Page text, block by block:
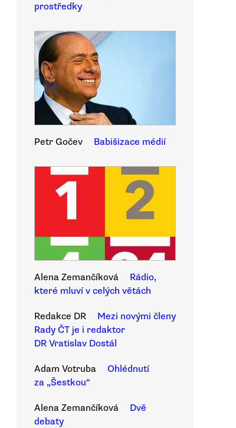
prostředky
Petr Gočev Babišizace médií
Alena Zemančíková
Rádio,
které mluví v celých větách
Redakce DR
Mezi novými členy
Rady ČT je i redaktor
DR Vratislav Dostál
Adam Votruba
Ohlédnutí
za „Šestkou“
Alena Zemančíková
Dvě
debaty